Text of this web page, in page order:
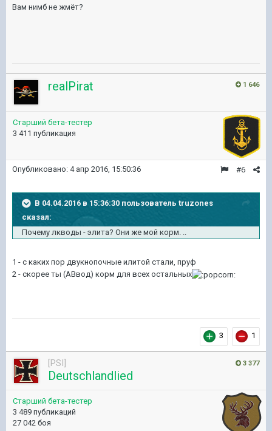
Вам нимб не жмёт?
1 646
realPirat
Старший бета-тестер
3 411 публикация
#6
Опубликовано: 4 апр 2016, 15:50:36
В 04.04.2016 в 15:36:30 пользователь truzones
сказал:
Почему лкводы - элита? Они же мой корм. ..
1 - с каких пор двyкнопочные илитой стали, прyф
2 - скорее ты (АВвод) корм для всех остальных
3 1
3 377
[PSI]
Deutschlandlied
Старший бета-тестер
3 489 публикаций
27 042 боя